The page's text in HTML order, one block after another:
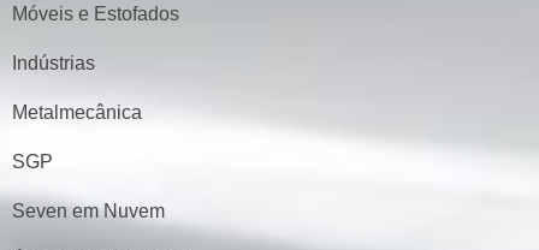
Móveis e Estofados
Indústrias
Metalmecânica
SGP
Seven em Nuvem